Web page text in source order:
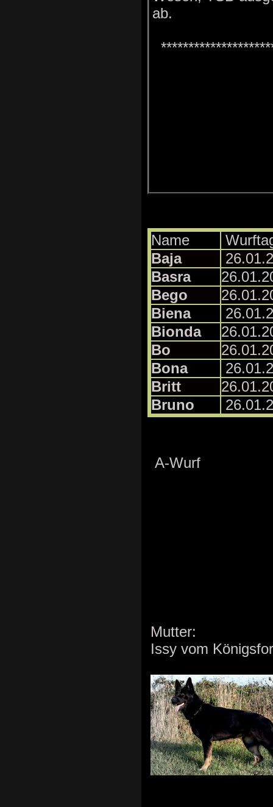
ab.
Name
Baja
Basra
Bego
Biena
Bionda
Bo
Bona
Britt
Bruno
A-Wurf
Mutter:
Issy vom